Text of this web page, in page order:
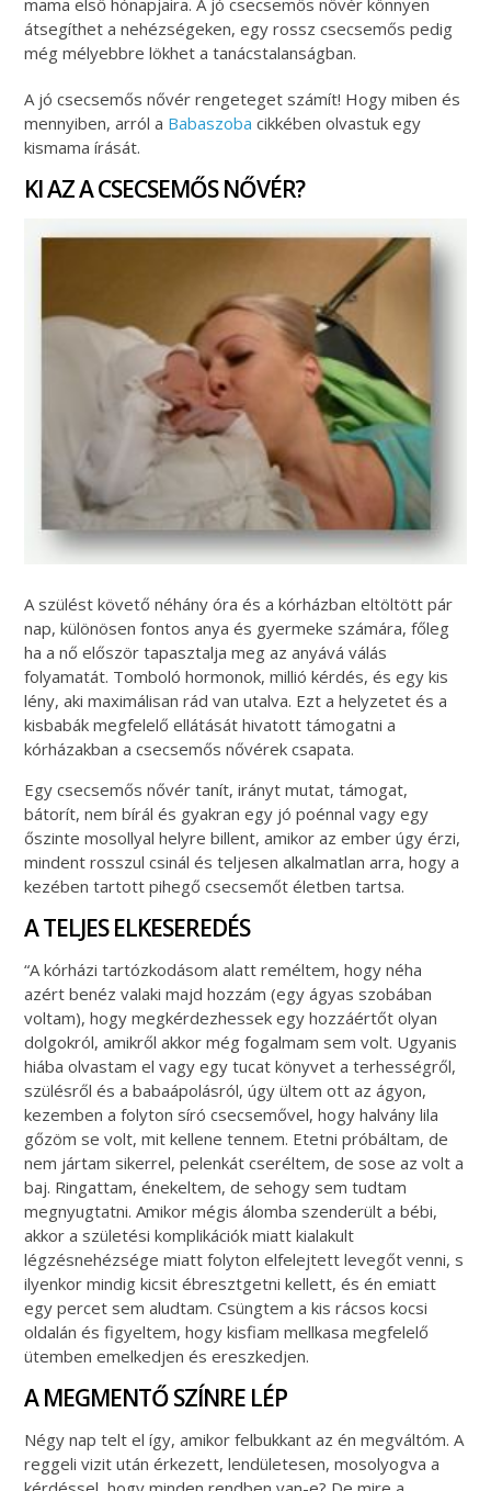
mama első hónapjaira. A jó csecsemős nővér könnyen
átsegíthet a nehézségeken, egy rossz csecsemős pedig
még mélyebbre lökhet a tanácstalanságban.
A jó csecsemős nővér rengeteget számít! Hogy miben és
mennyiben, arról a Babaszoba cikkében olvastuk egy
kismama írását.
KI AZ A CSECSEMŐS NŐVÉR?
A szülést követő néhány óra és a kórházban eltöltött pár
nap, különösen fontos anya és gyermeke számára, főleg
ha a nő először tapasztalja meg az anyává válás
folyamatát. Tomboló hormonok, millió kérdés, és egy kis
lény, aki maximálisan rád van utalva. Ezt a helyzetet és a
kisbabák megfelelő ellátását hivatott támogatni a
kórházakban a csecsemős nővérek csapata.
Egy csecsemős nővér tanít, irányt mutat, támogat,
bátorít, nem bírál és gyakran egy jó poénnal vagy egy
őszinte mosollyal helyre billent, amikor az ember úgy érzi,
mindent rosszul csinál és teljesen alkalmatlan arra, hogy a
kezében tartott pihegő csecsemőt életben tartsa.
A TELJES ELKESEREDÉS
“A kórházi tartózkodásom alatt reméltem, hogy néha
azért benéz valaki majd hozzám (egy ágyas szobában
voltam), hogy megkérdezhessek egy hozzáértőt olyan
dolgokról, amikről akkor még fogalmam sem volt. Ugyanis
hiába olvastam el vagy egy tucat könyvet a terhességről,
szülésről és a babaápolásról, úgy ültem ott az ágyon,
kezemben a folyton síró csecsemővel, hogy halvány lila
gőzöm se volt, mit kellene tennem. Etetni próbáltam, de
nem jártam sikerrel, pelenkát cseréltem, de sose az volt a
baj. Ringattam, énekeltem, de sehogy sem tudtam
megnyugtatni. Amikor mégis álomba szenderült a bébi,
akkor a születési komplikációk miatt kialakult
légzésnehézsége miatt folyton elfelejtett levegőt venni, s
ilyenkor mindig kicsit ébresztgetni kellett, és én emiatt
egy percet sem aludtam. Csüngtem a kis rácsos kocsi
oldalán és figyeltem, hogy kisfiam mellkasa megfelelő
ütemben emelkedjen és ereszkedjen.
A MEGMENTŐ SZÍNRE LÉP
Négy nap telt el így, amikor felbukkant az én megváltóm. A
reggeli vizit után érkezett, lendületesen, mosolyogva a